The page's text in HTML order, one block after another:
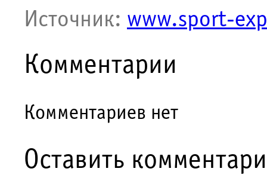
Источник: www.sport-
Комментарии
Комментариев нет
Оставить